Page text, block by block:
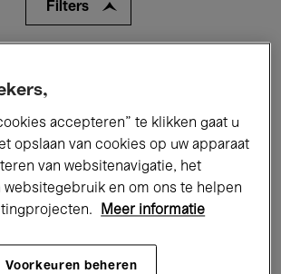
Filters
Lezingen & Debatten
Klassieke Muziek Global Music
accepteren” te klikken gaat u
opslaan van cookies op uw apparaat
van websitenavigatie, het
websitegebruik en om ons te helpen
Meer informatie
Voorkeuren beheren